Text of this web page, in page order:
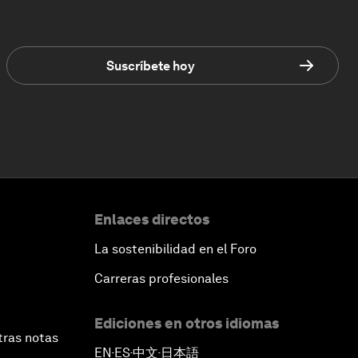
Suscríbete hoy
notas
Enlaces directos
La sostenibilidad en el Foro
Carreras profesionales
Ediciones en otros idiomas
EN ▪ES▪中文▪ 日本語